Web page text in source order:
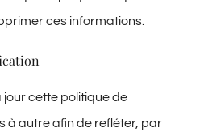
ces informations.
cette politique de
à autre afin de refléter, par